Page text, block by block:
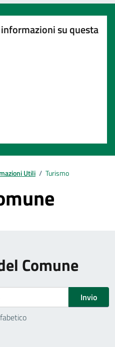
su questa
Utili / Turismo
Comune
Invio